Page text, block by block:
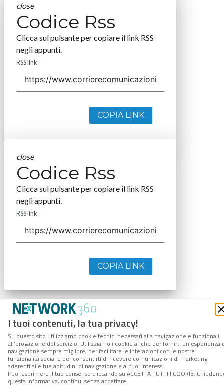
I tuoi contenuti, la tua privacy!
Su questo sito utilizziamo cookie tecnici necessari alla navigazione e funzionali
all’erogazione del servizio. Utilizziamo i cookie anche per fornirti un’esperienza
navigazione sempre migliore, per facilitare le interazioni con le nostre
funzionalità social e per consentirti di ricevere comunicazioni di marketing
aderenti alle tue abitudini di navigazione e ai tuoi interessi.
Puoi esprimere il tuo consenso cliccando su ACCETTA TUTTI I COOKIE.
questa informativa, continui senza accettare.
close
Codice Rss
Clicca sul pulsante per copiare il link RSS
negli appunti.
RSS link
COPIA LINK
close
Codice Rss
Clicca sul pulsante per copiare il link RSS
negli appunti.
RSS link
COPIA LINK